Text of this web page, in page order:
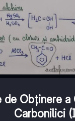
de Obținere a
Carbonilici